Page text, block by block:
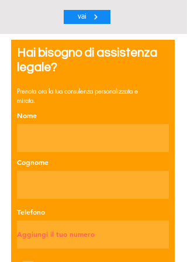
vai
Hai bisogno di assistenza
legale?
Prenota ora la tua consulenza personalizzata e
mirata.
Nome
Cognome
Telefono